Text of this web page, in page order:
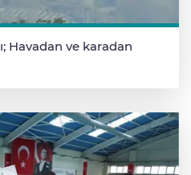
Havadan ve karadan